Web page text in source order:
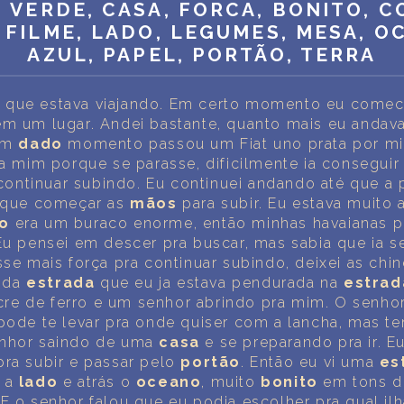
INTERPRETAÇÃO PESSOAL DOS SONHOS
SOBRE NÓS
TERMOS DE USO
3
VERDE, CASA, FORCA, BONITO,
LADO, LEGUMES, MESA,
AZUL, PAPEL, PORTÃO, TERRA
estava viajando. Em certo momento eu
um lugar. Andei bastante, quanto mais eu
dado momento passou um Fiat uno prata por
mim porque se parasse, dificilmente ia
subindo. Eu continuei andando até que a
começar as mãos para subir. Eu estava muito
era um buraco enorme, então minhas havaianas
pensei em descer pra buscar, mas sabia que ia
mais força pra continuar subindo, deixei as
estrada que eu ja estava pendurada na
de ferro e um senhor abrindo pra mim. O
te levar pra onde quiser com a lancha, mas
saindo de uma casa e se preparando pra ir.
subir e passar pelo portão . Então eu vi uma
a lado e atrás o oceano , muito bonito em tons